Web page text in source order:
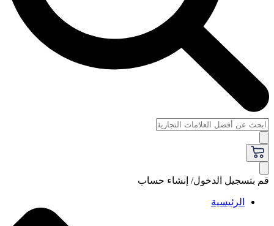
قم بتسجيل الدخول/ إنشاء حساب
الرئيسية